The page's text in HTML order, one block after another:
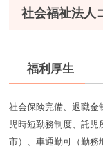
社会福祉法人
福利厚生
社会保険完備、退職金
児時短勤務制度、託
市）、車通勤可（勤務